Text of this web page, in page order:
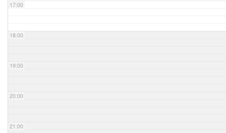
17:00
18:00
19:00
20:00
21:00